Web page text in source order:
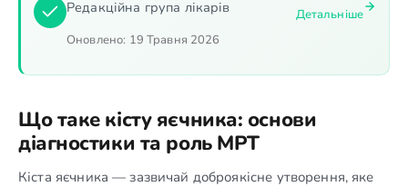
Редакційна група лікарів
Оновлено: 19 Травня 2026
Детальніше
Що таке кісту яєчника: основи
діагностики та роль МРТ
Кіста яєчника — зазвичай доброякісне утворення, яке